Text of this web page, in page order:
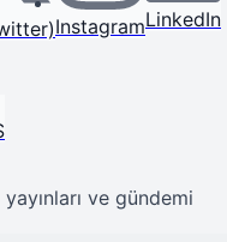
InstagramLinkedIn
ve gündemi